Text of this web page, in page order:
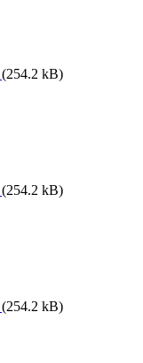
(254.2 kB)
(254.2 kB)
(254.2 kB)